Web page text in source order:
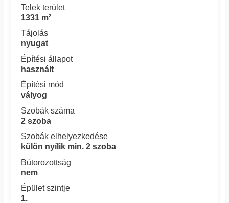
Telek terület
1331 m²
Tájolás
nyugat
Építési állapot
használt
Építési mód
vályog
Szobák száma
2 szoba
Szobák elhelyezkedése
külön nyílik min. 2 szoba
Bútorozottság
nem
Épület szintje
1.